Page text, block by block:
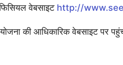
वेबसाइट http://
की आधिकारिक वेबसाइट पर